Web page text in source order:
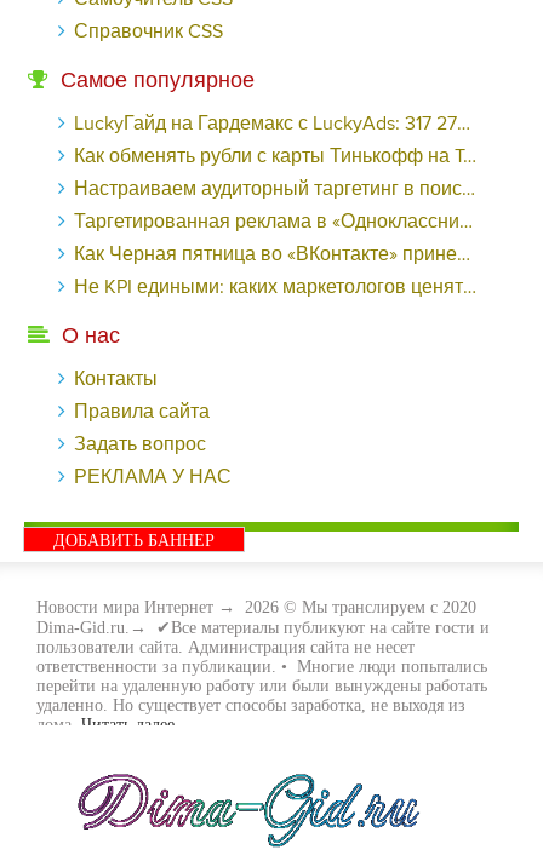
Справочник CSS
Самое популярное
LuckyГайд на Гардемакс с LuckyAds: 317 279 рублей за 10 дней - «Надо знать»
Как обменять рубли с карты Тинькофф на Tether ERC20 (USDT)?
Настраиваем аудиторный таргетинг в поисковой кампании Google Ads - «Заработок»
Таргетированная реклама в «Одноклассниках»: как ее настроить и нужно ли - «Заработок»
Как Черная пятница во «ВКонтакте» принесла магазину подарков 221 продажу по цене 38 рублей - «Заработок»
Не KPI едиными: каких маркетологов ценят - «Заработок»
О нас
Контакты
Правила сайта
Задать вопрос
РЕКЛАМА У НАС
ДОБАВИТЬ БАННЕР
Новости мира Интернет → 2026 © Мы транслируем с 2020
Dima-Gid.ru.→ ✔Все материалы публикуют на сайте гости и
пользователи сайта. Администрация сайта не несет
ответственности за публикации. • Многие люди попытались
перейти на удаленную работу или были вынуждены работать
удаленно. Но существует способы заработка, не выходя из
дома. Читать далее...
много. Все зависит только от вас, чем вы хотите заняться и, что
вам придётся по душе. Наш сайт собирает для вас всю
полезную информацию и новые виды заработка которые
появляются на просторах интернета каждый день. Просто